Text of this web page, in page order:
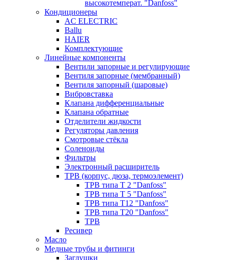
высокотемперат. "Danfoss"
Кондиционеры
AC ELECTRIC
Ballu
HAIER
Комплектующие
Линейные компоненты
Вентили запорные и регулирующие
Вентиля запорные (мембранный)
Вентиля запорный (шаровые)
Вибровставка
Клапана дифференциальные
Клапана обратные
Отделители жидкости
Регуляторы давления
Смотровые стёкла
Соленоиды
Фильтры
Электронный расширитель
ТРВ (корпус, дюза, термоэлемент)
ТРВ типа Т 2 "Danfoss"
ТРВ типа Т 5 "Danfoss"
ТРВ типа Т12 "Danfoss"
ТРВ типа Т20 "Danfoss"
ТРВ
Ресивер
Масло
Медные трубы и фитинги
Заглушки